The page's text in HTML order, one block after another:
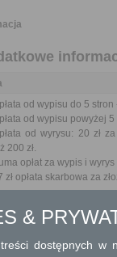
od wypisu do 5 stron
od wypisu powyżej 5
od wyrysu: 20 zł
200 zł.
opłat za wypis i
zł opłata skarbowa za
terminie 14 dni od dnia
&
dostępnych w